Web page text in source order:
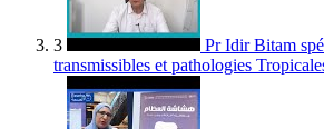
3
Pr Idir Bitam
transmissibles et pathologies